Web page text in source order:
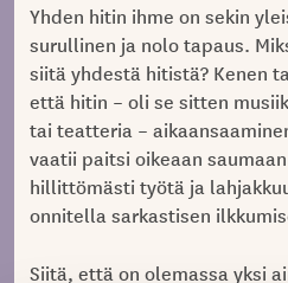
Yhden hitin ihme on sekin
surullinen ja nolo tapaus.
siitä yhdestä hitistä? Kenen
että hitin – oli se sitten
tai teatteria –
vaatii paitsi oikeaan
hillittömästi työtä ja
onnitella sarkastisen
Siitä, että on olemassa yksi